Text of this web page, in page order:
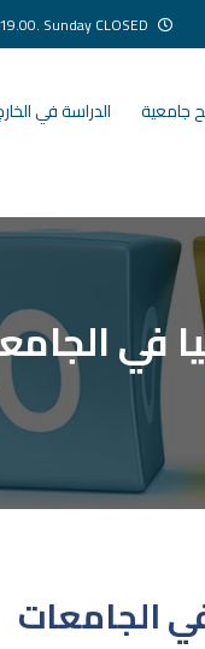
جامعية الدراسة في
في
الجامعات